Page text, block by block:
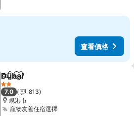
查看價格
分享 加入我的最愛
Dubai
2 星級
7.0
813
峴港市
寵物友善住宿選擇